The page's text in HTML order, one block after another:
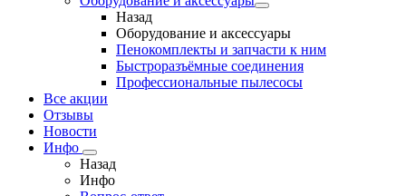
Назад
Оборудование и аксессуары
Пенокомплекты и запчасти к ним
Быстроразъёмные соединения
Профессиональные пылесосы
Все акции
Отзывы
Новости
Инфо
Назад
Инфо